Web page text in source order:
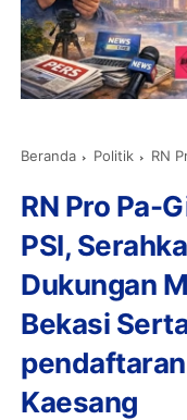
Beranda Politik RN Pro Pa-Gi
RN Pro Pa-
PSI,
Dukungan
Bekasi
Kaesang